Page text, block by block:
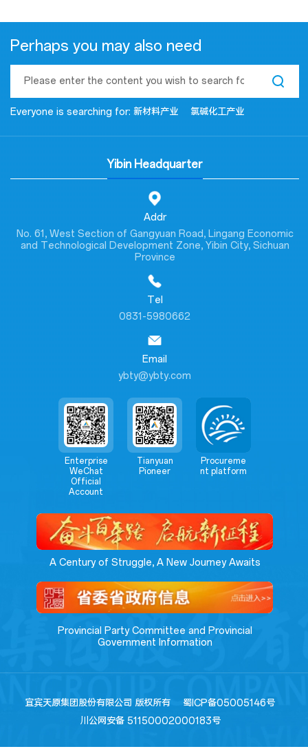
Perhaps you may also need
Everyone is searching for: 新材料产业 氯碱化工产业
Yibin Headquarter
Addr
No. 61, West Section of Gangyuan Road, Lingang Economic
and Technological Development Zone, Yibin City, Sichuan
Province
Tel
0831-5980662
Email
ybty@ybty.com
Enterprise
WeChat
Official
Account
Tianyuan
Pioneer
Procureme
nt platform
A Century of Struggle, A New Journey Awaits
Provincial Party Committee and Provincial
Government Information
宜宾天原集团股份有限公司 版权所有
蜀ICP备05005146号
川公网安备 51150002000183号